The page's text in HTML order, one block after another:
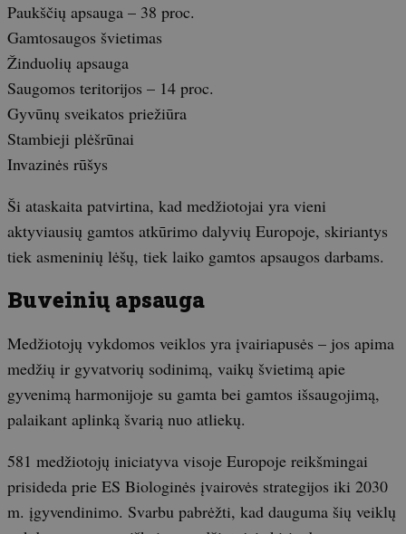
Paukščių apsauga – 38 proc.
Gamtosaugos švietimas
Žinduolių apsauga
Saugomos teritorijos – 14 proc.
Gyvūnų sveikatos priežiūra
Stambieji plėšrūnai
Invazinės rūšys
Ši ataskaita patvirtina, kad medžiotojai yra vieni
aktyviausių gamtos atkūrimo dalyvių Europoje, skiriantys
tiek asmeninių lėšų, tiek laiko gamtos apsaugos darbams.
Buveinių apsauga
Medžiotojų vykdomos veiklos yra įvairiapusės – jos apima
medžių ir gyvatvorių sodinimą, vaikų švietimą apie
gyvenimą harmonijoje su gamta bei gamtos išsaugojimą,
palaikant aplinką švarią nuo atliekų.
581 medžiotojų iniciatyva visoje Europoje reikšmingai
prisideda prie ES Biologinės įvairovės strategijos iki 2030
m. įgyvendinimo. Svarbu pabrėžti, kad dauguma šių veiklų